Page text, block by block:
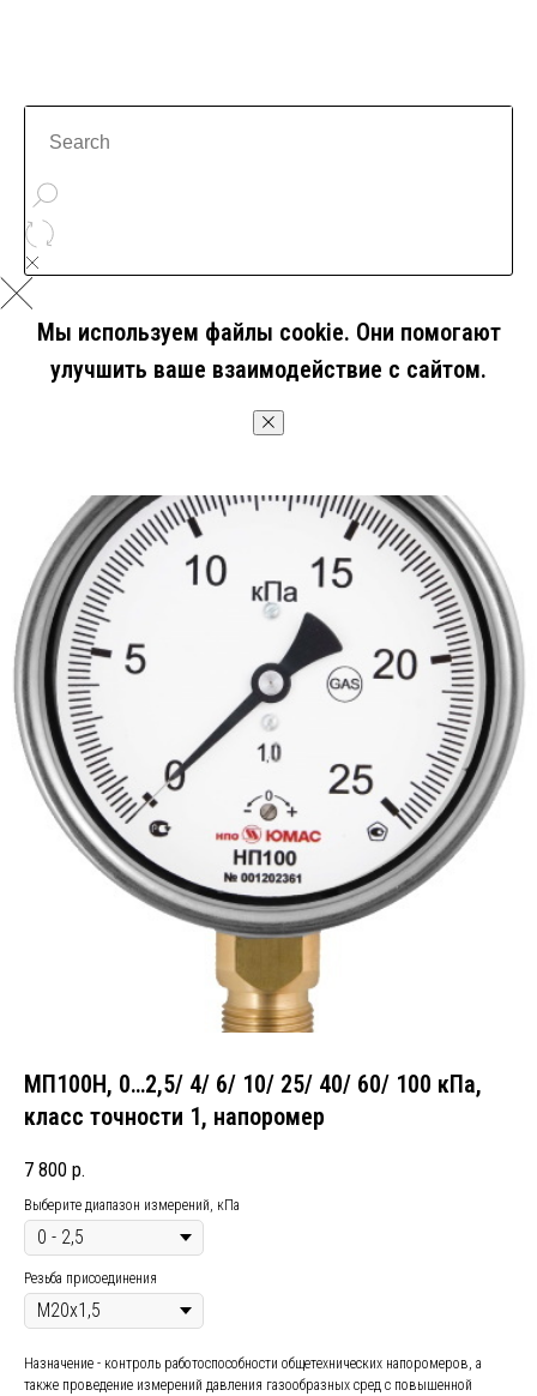
Мы используем файлы cookie. Они помогают
улучшить ваше взаимодействие с сайтом.
МП100Н, 0…2,5/ 4/ 6/ 10/ 25/ 40/ 60/ 100 кПа,
класс точности 1, напоромер
7 800 р.
Выберите диапазон измерений, кПа
Резьба присоединения
Назначение - контроль работоспособности общетехнических напоромеров, а
также проведение измерений давления газообразных сред с повышенной